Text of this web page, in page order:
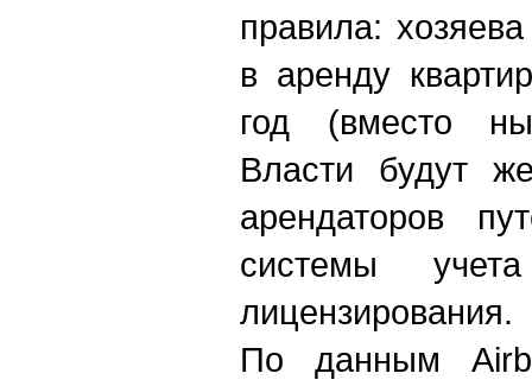
правила:
в аренду
год (вместо
Власти будут
арендаторов
системы
лицензирования.
По данным